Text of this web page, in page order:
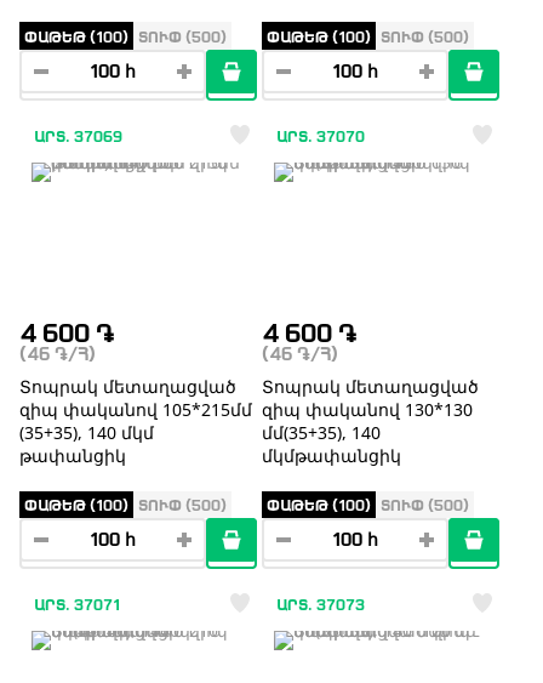
ՓԱԹԵԹ (100) ՏՈՒՓ (500) ՓԱԹԵԹ (100) ՏՈՒՓ (500)
ԱՐՏ. 37069
4 600 ֏
(46 ֏ /Հ)
Տոպրակ մետաղացված
զիպ փականով 105*215մմ
(35+35), 140 մկմ
թափանցիկ
ՓԱԹԵԹ (100) ՏՈՒՓ (500)
ԱՐՏ. 37070
4 600 ֏
(46 ֏ /Հ)
Տոպրակ մետաղացված
զիպ փականով 130*130
մմ(35+35), 140
մկմթափանցիկ
ՓԱԹԵԹ (100) ՏՈՒՓ (500)
ԱՐՏ. 37071 ԱՐՏ. 37073